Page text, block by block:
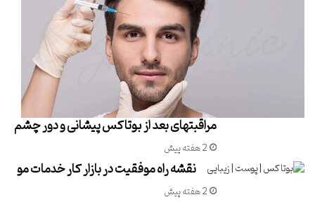
مراقبتهای بعد از بوتاکس پیشانی و دور چشم
2 هفته پیش
نقشه راه موفقیت در بازار کار خدمات مو
2 هفته پیش